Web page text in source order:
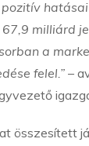
pozitív
milliárd
a
felel.” –
összesített